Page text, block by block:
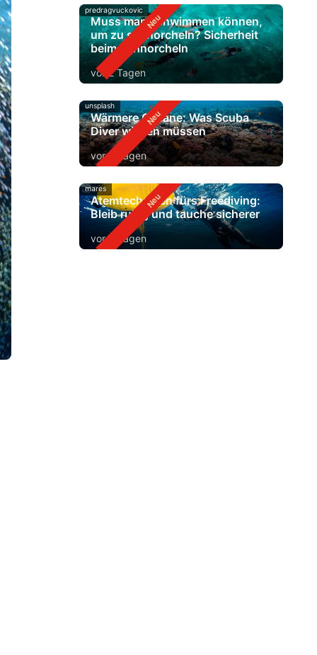
predragvuckovic
Muss man schwimmen können,
um zu schnorcheln? Sicherheit
beim Schnorcheln
vor 2 Tagen
unsplash
Wärmere Ozeane: Was Scuba
Diver wissen müssen
vor 4 Tagen
mares
Atemtechniken fürs Freediving:
Bleib ruhig und tauche sicherer
vor 6 Tagen